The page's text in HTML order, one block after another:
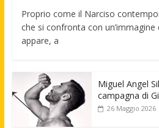
Proprio come il Narciso
che si confronta con un’immagine
appare, a
Miguel Angel
campagna di
26 Maggio 2026